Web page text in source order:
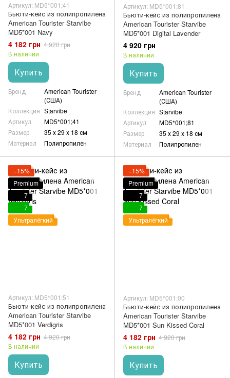
Артикул: MD5*001;41
Бьюти-кейс из полипропилена
American Tourister Starvibe
MD5*001 Navy
4 182 грн 4 920 грн
В наличии
Купить
Бренд
American Tourister
(США)
Коллекция Starvibe
Артикул
MD5*001;41
Размер
35 х 29 х 18 см
Материал
Полипропилен
Артикул: MD5*001;81
Бьюти-кейс из полипропилена
American Tourister Starvibe
MD5*001 Digital Lavender
4 920 грн
В наличии
Купить
Бренд
American Tourister
(США)
Коллекция Starvibe
Артикул
MD5*001;81
Размер
35 х 29 х 18 см
Материал
Полипропилен
−15%
Premium
7
7
Ультралёгкий
Артикул: MD5*001;51
Бьюти-кейс из полипропилена
American Tourister Starvibe
MD5*001 Verdigris
4 182 грн 4 920 грн
В наличии
Купить
−15%
Premium
7
7
Ультралёгкий
Артикул: MD5*001;00
Бьюти-кейс из полипропилена
American Tourister Starvibe
MD5*001 Sun Kissed Coral
4 182 грн 4 920 грн
В наличии
Купить